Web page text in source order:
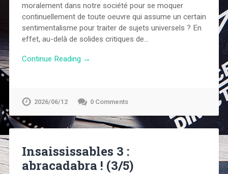
moralement dans notre société pour se moquer
continuellement de toute oeuvre qui assume un certain
sentimentalisme pour traiter de sujets universels ? En
effet, au-delà de solides critiques de…
Continue Reading →
2026/06/12 0 Comments
Insaississables 3 :
abracadabra ! (3/5)